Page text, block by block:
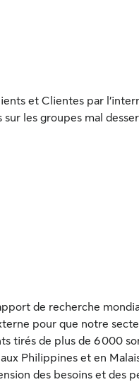
et Clientes par
sur les groupes mal
de recherche
pour que notre
tirés de plus de 6 000
Philippines et en
des besoins et des